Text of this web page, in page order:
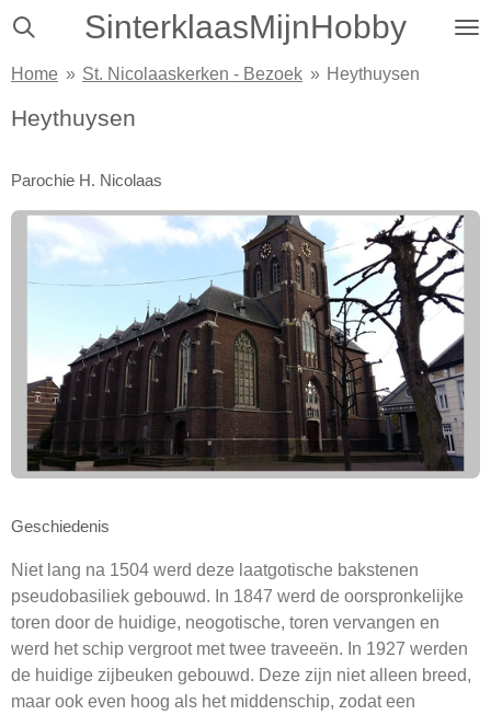
Ga
naar
hoofdinhoud
SinterklaasMijnHobby
Home » St. Nicolaaskerken - Bezoek » Heythuysen
Heythuysen
Parochie H. Nicolaas
Geschiedenis
Niet lang na 1504 werd deze laatgotische bakstenen
pseudobasiliek gebouwd. In 1847 werd de oorspronkelijke
toren door de huidige, neogotische, toren vervangen en
werd het schip vergroot met twee traveeën. In 1927 werden
de huidige zijbeuken gebouwd. Deze zijn niet alleen breed,
maar ook even hoog als het middenschip, zodat een